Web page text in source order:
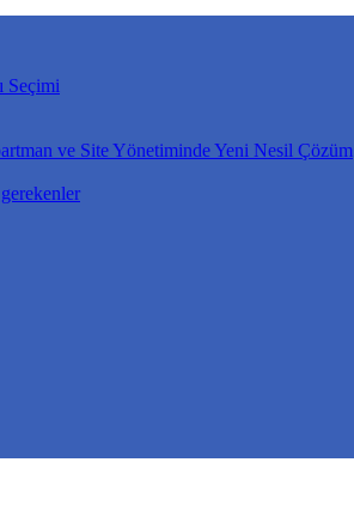
Seçimi
ve Site Yönetiminde Yeni Nesil Çözüm